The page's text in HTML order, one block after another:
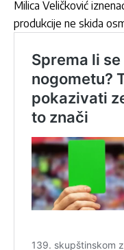
Milica Veličković
produkcije ne skida